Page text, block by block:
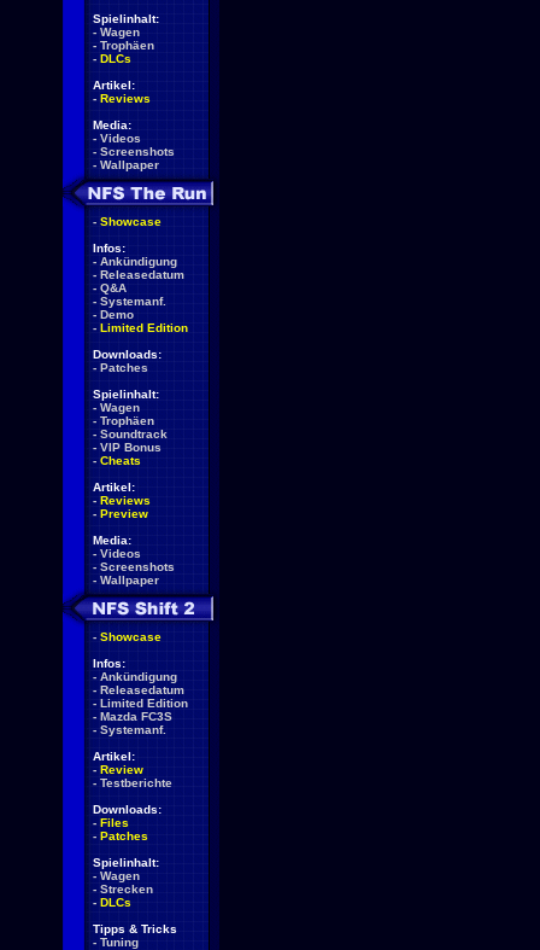
Spielinhalt:
- Wagen
- Trophäen
- DLCs
Artikel:
- Reviews
Media:
- Videos
- Screenshots
- Wallpaper
- Showcase
Infos:
- Ankündigung
- Releasedatum
- Q&A
- Systemanf.
- Demo
- Limited Edition
Downloads:
- Patches
Spielinhalt:
- Wagen
- Trophäen
- Soundtrack
- VIP Bonus
- Cheats
Artikel:
- Reviews
- Preview
Media:
- Videos
- Screenshots
- Wallpaper
- Showcase
Infos:
- Ankündigung
- Releasedatum
- Limited Edition
- Mazda FC3S
- Systemanf.
Artikel:
- Review
- Testberichte
Downloads:
- Files
- Patches
Spielinhalt:
- Wagen
- Strecken
- DLCs
Tipps & Tricks
- Tuning